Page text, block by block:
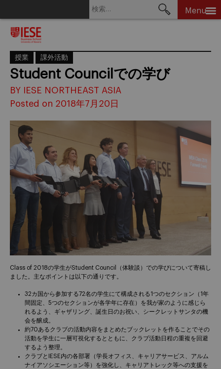
Menu
授業 課外活動
Student Councilでの学び
BY IESE NORTHEAST ASIA
Posted on 2018年7月20日
Class of 2018の学生がStudent Council（体験談）での学びについて寄稿し
ました。主なポイントは以下の通りです。
32カ国から参加する72名の学生にて構成される1つのセクション（1年
間固定、5つのセクションが各学年に存在）を我が家のように感じら
れるよう、ギャザリング、誕生日のお祝い、シークレットサンタの機
会を醸成。
約70あるクラブの活動内容をまとめたブックレットを作ることでその
活動を学生に一層可視化するとともに、クラブ活動日程の重複を回避
するよう整理。
クラブとIESE内の各部署（学長オフィス、キャリアサービス、アルム
ナイアソシエーション等）を強化し、キャリアトレック等への支援を